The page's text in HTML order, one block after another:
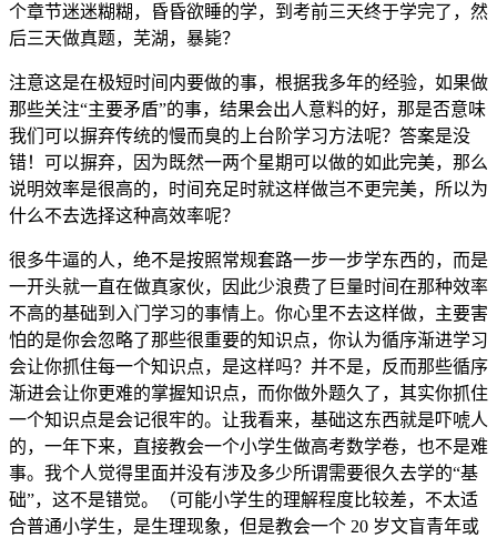
个章节迷迷糊糊，昏昏欲睡的学，到考前三天终于学完了，然
后三天做真题，芜湖，暴毙？
注意这是在极短时间内要做的事，根据我多年的经验，如果做
那些关注“主要矛盾”的事，结果会出人意料的好，那是否意味
我们可以摒弃传统的慢而臭的上台阶学习方法呢？答案是没
错！可以摒弃，因为既然一两个星期可以做的如此完美，那么
说明效率是很高的，时间充足时就这样做岂不更完美，所以为
什么不去选择这种高效率呢？
很多牛逼的人，绝不是按照常规套路一步一步学东西的，而是
一开头就一直在做真家伙，因此少浪费了巨量时间在那种效率
不高的基础到入门学习的事情上。你心里不去这样做，主要害
怕的是你会忽略了那些很重要的知识点，你认为循序渐进学习
会让你抓住每一个知识点，是这样吗？并不是，反而那些循序
渐进会让你更难的掌握知识点，而你做外题久了，其实你抓住
一个知识点是会记很牢的。让我看来，基础这东西就是吓唬人
的，一年下来，直接教会一个小学生做高考数学卷，也不是难
事。我个人觉得里面并没有涉及多少所谓需要很久去学的“基
础”，这不是错觉。（可能小学生的理解程度比较差，不太适
合普通小学生，是生理现象，但是教会一个 20 岁文盲青年或